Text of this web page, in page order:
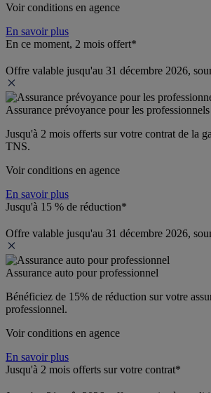
Voir conditions en agence
En savoir plus
En ce moment, 2 mois offert*
Offre valable jusqu'au 31 décembre 2026,
Assurance prévoyance pour les professionnels
Jusqu'à 2 mois offerts sur votre contrat de la
TNS.
Voir conditions en agence
En savoir plus
Jusqu'à 15 % de réduction*
Offre valable jusqu'au 31 décembre 2026,
Assurance auto pour professionnel
Bénéficiez de 15% de réduction sur votre
professionnel.
Voir conditions en agence
En savoir plus
Jusqu'à 2 mois offerts sur votre contrat*